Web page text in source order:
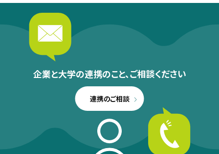
企業と大学の連携のこと、ご相談ください
連携のご相談